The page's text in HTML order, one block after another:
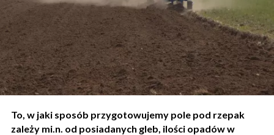
To, w jaki sposób przygotowujemy pole pod rzepak
zależy mi.n. od posiadanych gleb, ilości opadów w